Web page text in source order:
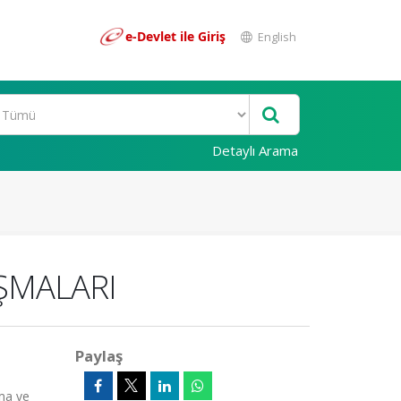
e-Devlet ile Giriş English
Detaylı Arama
ve
Paylaş